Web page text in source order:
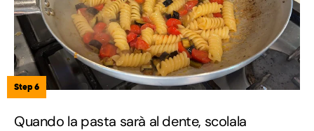
Step 6
Quando la pasta sarà al dente, scolala